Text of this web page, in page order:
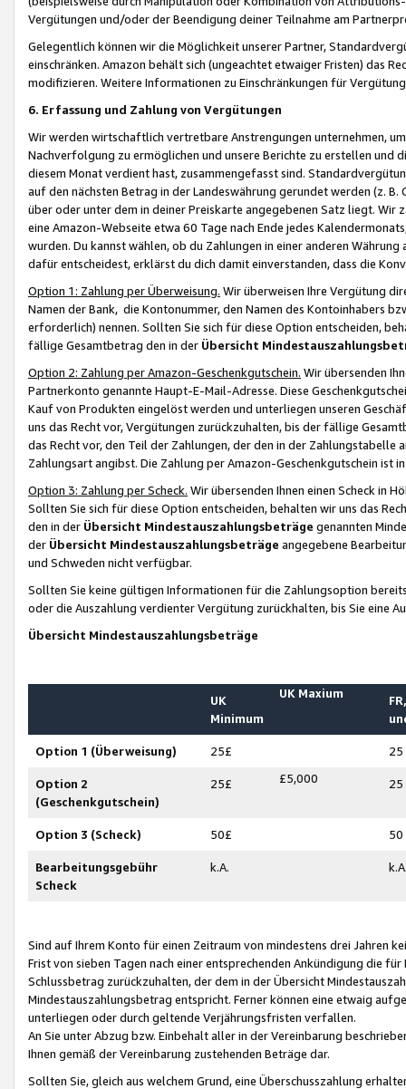
Vergütungen und/oder der Beendigung deiner Teilnahme am
Gelegentlich können wir die Möglichkeit unserer Partner,
einschränken. Amazon behält sich (ungeachtet etwaiger Fristen) das
modifizieren. Weitere Informationen zu Einschränkungen für
6. Erfassung und Zahlung von Vergütungen
Wir werden wirtschaftlich vertretbare Anstrengungen unternehmen,
Nachverfolgung zu ermöglichen und unsere Berichte zu erstellen und
diesem Monat verdient hast, zusammengefasst sind.
auf den nächsten Betrag in der Landeswährung gerundet werden (z.
über oder unter dem in deiner Preiskarte angegebenen Satz liegt.
eine Amazon-Webseite etwa 60 Tage nach Ende jedes
wurden. Du kannst wählen, ob du Zahlungen in einer anderen
dafür entscheidest, erklärst du dich damit einverstanden, dass die
Option 1: Zahlung per Überweisung. Wir überweisen Ihre Vergütung
Namen der Bank, die Kontonummer, den Namen des Kontoinhabers
erforderlich) nennen. Sollten Sie sich für diese Option entscheiden,
fällige Gesamtbetrag den in der Übersicht
Option 2: Zahlung per Amazon-Geschenkgutschein. Wir übersenden
Partnerkonto genannte Haupt-E-Mail-Adresse. Diese
Kauf von Produkten eingelöst werden und unterliegen unseren
uns das Recht vor, Vergütungen zurückzuhalten, bis der fällige
das Recht vor, den Teil der Zahlungen, der den in der
Zahlungsart angibst. Die Zahlung per Amazon-Geschenkgutschein ist
Option 3: Zahlung per Scheck. Wir übersenden Ihnen einen Scheck in
Sollten Sie sich für diese Option entscheiden, behalten wir uns das
den in der Übersicht Mindestauszahlungsbeträge genannten
der Übersicht Mindestauszahlungsbeträge angegebene
und Schweden nicht verfügbar.
Sollten Sie keine gültigen Informationen für die Zahlungsoption
oder die Auszahlung verdienter Vergütung zurückhalten, bis Sie
Übersicht Mindestauszahlungsbeträge
UK
Minimum
UK Maxium
Option 1 (Überweisung) 25£ 25
Option 2
(Geschenkgutschein)
25£ £5,000 25
Option 3 (Scheck) 50£ 50
Bearbeitungsgebühr
Scheck
k.A.
Sind auf Ihrem Konto für einen Zeitraum von mindestens drei Jahren
Frist von sieben Tagen nach einer entsprechenden Ankündigung die
Schlussbetrag zurückzuhalten, der dem in der Übersicht
Mindestauszahlungsbetrag entspricht. Ferner können eine etwaig
unterliegen oder durch geltende Verjährungsfristen verfallen.
An Sie unter Abzug bzw. Einbehalt aller in der Vereinbarung
Ihnen gemäß der Vereinbarung zustehenden Beträge dar.
Sollten Sie, gleich aus welchem Grund, eine Überschusszahlung